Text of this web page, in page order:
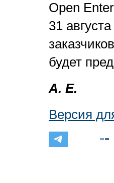
Open
31
будет
А. Е.
Версия